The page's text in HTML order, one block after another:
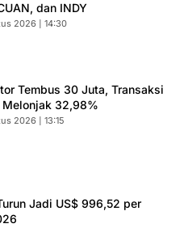
dan INDY
2026 | 14:30
Tembus 30 Juta, Transaksi
Melonjak 32,98%
2026 | 13:15
Jadi US$ 996,52 per